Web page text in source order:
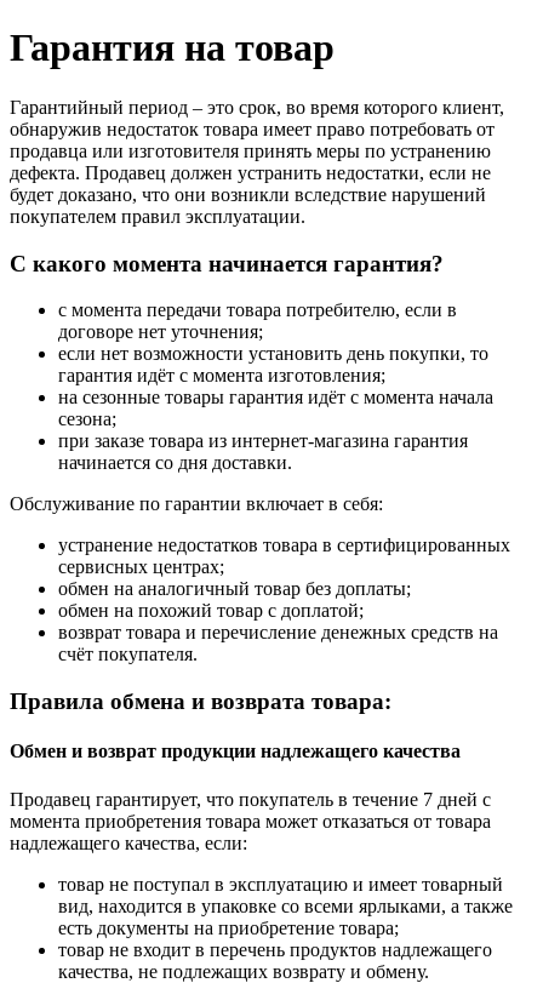
Гарантия на товар
Гарантийный период – это срок, во время которого клиент,
обнаружив недостаток товара имеет право потребовать от
продавца или изготовителя принять меры по устранению
дефекта. Продавец должен устранить недостатки, если не
будет доказано, что они возникли вследствие нарушений
покупателем правил эксплуатации.
С какого момента начинается гарантия?
с момента передачи товара потребителю, если в
договоре нет уточнения;
если нет возможности установить день покупки, то
гарантия идёт с момента изготовления;
на сезонные товары гарантия идёт с момента начала
сезона;
при заказе товара из интернет-магазина гарантия
начинается со дня доставки.
Обслуживание по гарантии включает в себя:
устранение недостатков товара в сертифицированных
сервисных центрах;
обмен на аналогичный товар без доплаты;
обмен на похожий товар с доплатой;
возврат товара и перечисление денежных средств на
счёт покупателя.
Правила обмена и возврата товара:
Обмен и возврат продукции надлежащего качества
Продавец гарантирует, что покупатель в течение 7 дней с
момента приобретения товара может отказаться от товара
надлежащего качества, если:
товар не поступал в эксплуатацию и имеет товарный
вид, находится в упаковке со всеми ярлыками, а также
есть документы на приобретение товара;
товар не входит в перечень продуктов надлежащего
качества, не подлежащих возврату и обмену.